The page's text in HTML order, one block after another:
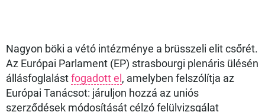
Nagyon böki a vétó intézménye a brüsszeli elit csőrét.
Az Európai Parlament (EP) strasbourgi plenáris ülésén
állásfoglalástfogadott el , amelyben felszólítja az
Európai Tanácsot: járuljon hozzá az uniós
szerződések módosítását célzó felülvizsgálat